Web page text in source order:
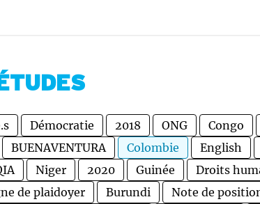
Démocratie 2018 ONG Congo
BUENAVENTURA Colombie English
Niger 2020 Guinée Droits
de plaidoyer Burundi Note de